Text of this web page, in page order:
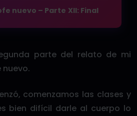
nuevo – Parte XII: Final
parte del relato de mi
comenzamos las clases y
bien difícil darle al cuerpo lo